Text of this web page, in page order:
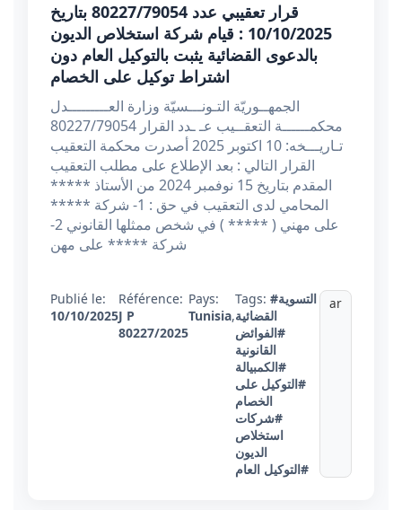
قرار تعقيبي عدد 80227/79054 بتاريخ
10/10/2025 : قيام شركة استخلاص الديون
بالدعوى القضائية يثبت بالتوكيل العام دون
اشتراط توكيل على الخصام
الجمهــوريّة التـونـــسيّة وزارة العـــــــــدل
محكمــــــة التعقــيب عـ ـدد القرار 80227/79054
تـاريـــخه: 10 اكتوبر 2025 أصدرت محكمة التعقيب
القرار التالي : بعد الإطلاع على مطلب التعقيب
المقدم بتاريخ 15 نوفمبر 2024 من الأستاذ *****
المحامي لدى التعقيب في حق : 1- شركة *****
على مهني ( ***** ) في شخص ممثلها القانوني 2-
شركة ***** على مهن
Publié le:
10/10/2025
Référence:
J P
80227/2025
Pays:
Tunisia,
Tags: #التسوية
القضائية
#الفوائض
القانونية
#الكمبيالة
#التوكيل على
الخصام
#شركات
استخلاص
الديون
#التوكيل العام
ar